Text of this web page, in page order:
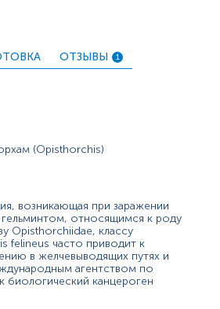
картина инфекции зависит от
организм гельминтов, люди,
к запоздалой
поэтому высокая
гельминтом может быть
диагностики состоит
инфекция может привести к
в частности, развитию
инфекция протекает
случаях симптомы включают:
боли в животе, диарею
инфекция может сохраняться
ОТЗЫВЫ 1
(Opisthorchis)
возникающая при заражении
относящимся к роду
Opisthorchiidae, классу
felineus часто приводит к
в желчевыводящих путях и
агентством по
биологический канцероген